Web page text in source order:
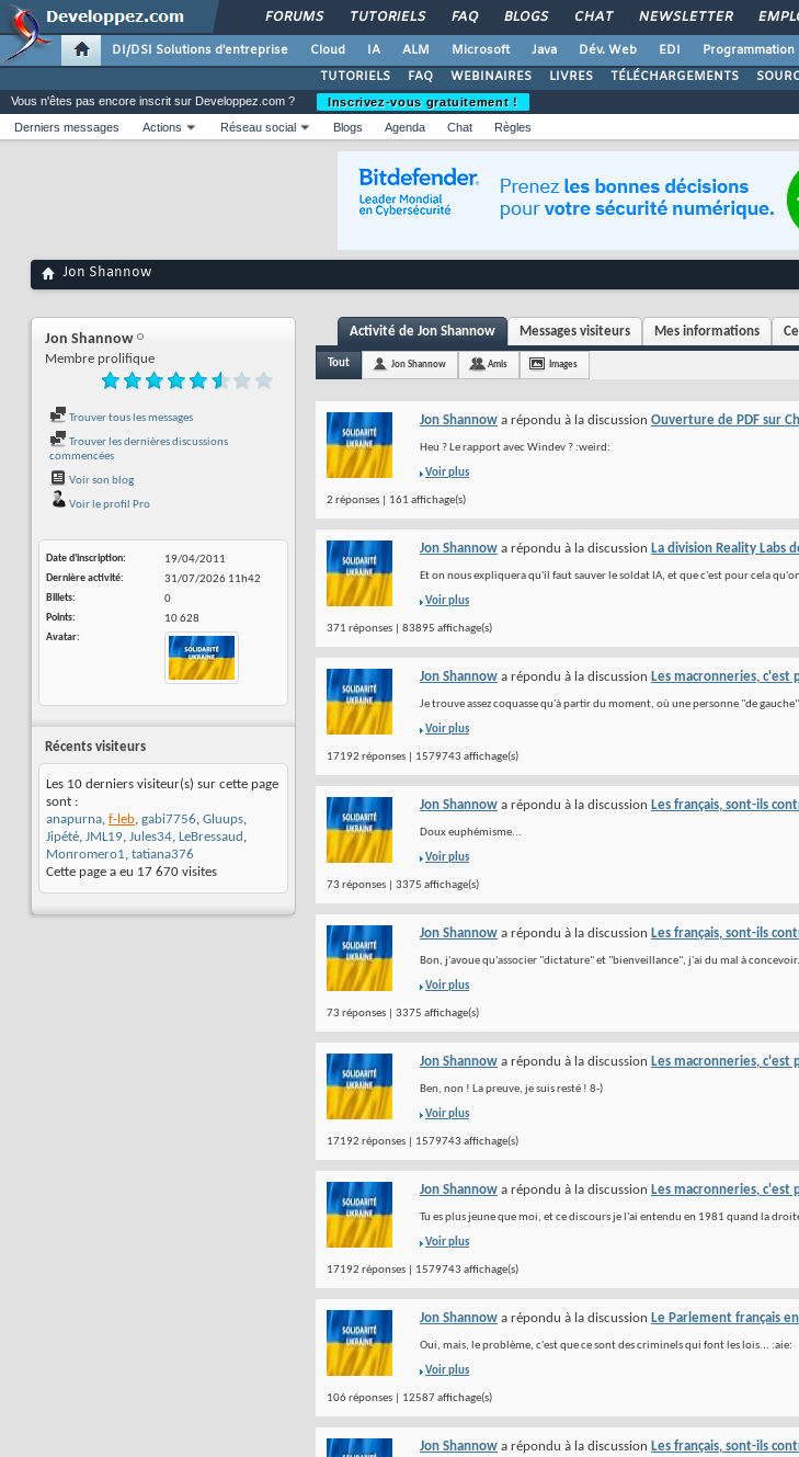
FORUMS TUTORIELS FAQ BLOGS CHAT NEWSLETTER
DI/DSI Solutions d'entreprise Cloud IA ALM Microsoft Java Dév. Web EDI Programmation
TUTORIELS
FAQ WEBINAIRES LIVRES TÉLÉCHARGEMENTS
Vous n'êtes pas encore inscrit sur Developpez.com ?
Inscrivez-vous gratuitement !
Derniers messages
Actions Réseau social Blogs Agenda Chat Règles
Jon Shannow
Jon Shannow
Membre prolifique
Trouver tous les messages
Trouver les dernières discussions
commencées
Voir son blog
Voir le profil Pro
Date d'inscription
19/04/2011
Dernière activité
31/07/2026 11h42
Billets
0
Points
10 628
Avatar
Récents visiteurs
Les 10 derniers visiteur(s) sur cette page
sont :
anapurna, f-leb, gabi7756, Gluups,
Jipété, JML19, Jules34, LeBressaud ,
Monromero1, tatiana376
Cette page a eu 17 670 visites
Activité de Jon Shannow Messages visiteurs Mes informations
Tout Jon Shannow Amis Images
Jon Shannow a répondu à la discussion Ouverture de PDF sur
Heu ? Le rapport avec Windev ? :weird:
Voir plus
2 réponses | 161 affichage(s)
Jon Shannow a répondu à la discussion La division Reality Labs
Et on nous expliquera qu'il faut sauver le soldat IA, et que c'est pour cela
Voir plus
371 réponses | 83895 affichage(s)
Jon Shannow a répondu à la discussion Les macronneries, c'est
Je trouve assez coquasse qu'à partir du moment, où une personne "de
Voir plus
17192 réponses | 1579743 affichage(s)
Jon Shannow a répondu à la discussion Les français, sont-ils
Doux euphémisme...
Voir plus
73 réponses | 3375 affichage(s)
Jon Shannow a répondu à la discussion Les français, sont-ils
Bon, j'avoue qu'associer "dictature" et "bienveillance", j'ai du mal à
Voir plus
73 réponses | 3375 affichage(s)
Jon Shannow a répondu à la discussion Les macronneries, c'est
Ben, non ! La preuve, je suis resté ! 8-)
Voir plus
17192 réponses | 1579743 affichage(s)
Jon Shannow a répondu à la discussion Les macronneries, c'est
Tu es plus jeune que moi, et ce discours je l'ai entendu en 1981 quand la
Voir plus
17192 réponses | 1579743 affichage(s)
Jon Shannow a répondu à la discussion Le Parlement français
Oui, mais, le problème, c'est que ce sont des criminels qui font les lois... :aie:
Voir plus
106 réponses | 12587 affichage(s)
Jon Shannow a répondu à la discussion Les français, sont-ils